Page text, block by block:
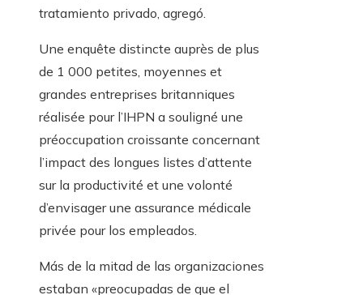
tratamiento privado, agregó.
Une enquête distincte auprès de plus
de 1 000 petites, moyennes et
grandes entreprises britanniques
réalisée pour l’IHPN a souligné une
préoccupation croissante concernant
l’impact des longues listes d’attente
sur la productivité et une volonté
d’envisager une assurance médicale
privée pour los empleados.
Más de la mitad de las organizaciones
estaban «preocupadas de que el